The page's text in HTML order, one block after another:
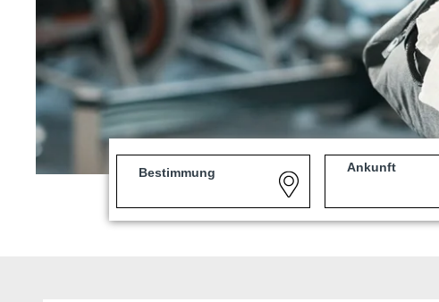
Bestimmung Ankunft